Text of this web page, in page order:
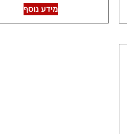
מידע נוסף